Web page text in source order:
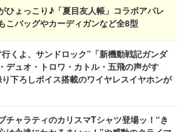
ひょっこり♪「夏目友人帳」コラボアパレ
こバッグやカーディガンなど全8型
行くよ、サンドロック”「新機動戦記ガンダ
デュオ・トロワ・カトル・五飛の声がす
下ろしボイス搭載のワイヤレスイヤホンが
チャラティのカリスマTシャツ登場ッ！“き